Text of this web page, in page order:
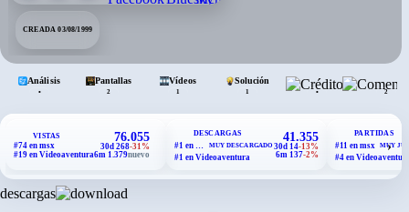
CREADA 03/08/1999
Análisis
•
Pantallas
2
Vídeos
1
Solución
1
Créditos
• 2
VISTAS
#74 en msx
#19 en Videoaventura
76.055
30d 268-31%
6m 1.379nuevo
DESCARGAS
#1 en msx
MUY DESCARGADO
#1 en Videoaventura
41.355
30d 14-13%
6m 137-2%
PARTIDAS
#11 en msx
MUY
#4 en
›
descargas